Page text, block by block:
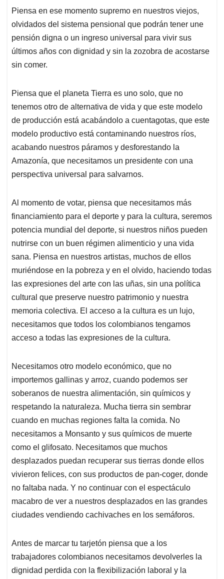
Piensa en ese momento supremo en nuestros viejos,
olvidados del sistema pensional que podrán tener une
pensión digna o un ingreso universal para vivir sus
últimos años con dignidad y sin la zozobra de acostarse
sin comer.
Piensa que el planeta Tierra es uno solo, que no
tenemos otro de alternativa de vida y que este modelo
de producción está acabándolo a cuentagotas, que este
modelo productivo está contaminando nuestros ríos,
acabando nuestros páramos y desforestando la
Amazonía, que necesitamos un presidente con una
perspectiva universal para salvarnos.
Al momento de votar, piensa que necesitamos más
financiamiento para el deporte y para la cultura, seremos
potencia mundial del deporte, si nuestros niños pueden
nutrirse con un buen régimen alimenticio y una vida
sana. Piensa en nuestros artistas, muchos de ellos
muriéndose en la pobreza y en el olvido, haciendo todas
las expresiones del arte con las uñas, sin una política
cultural que preserve nuestro patrimonio y nuestra
memoria colectiva. El acceso a la cultura es un lujo,
necesitamos que todos los colombianos tengamos
acceso a todas las expresiones de la cultura.
Necesitamos otro modelo económico, que no
importemos gallinas y arroz, cuando podemos ser
soberanos de nuestra alimentación, sin químicos y
respetando la naturaleza. Mucha tierra sin sembrar
cuando en muchas regiones falta la comida. No
necesitamos a Monsanto y sus químicos de muerte
como el glifosato. Necesitamos que muchos
desplazados puedan recuperar sus tierras donde ellos
vivieron felices, con sus productos de pan-coger, donde
no faltaba nada. Y no continuar con el espectáculo
macabro de ver a nuestros desplazados en las grandes
ciudades vendiendo cachivaches en los semáforos.
Antes de marcar tu tarjetón piensa que a los
trabajadores colombianos necesitamos devolverles la
dignidad perdida con la flexibilización laboral y la